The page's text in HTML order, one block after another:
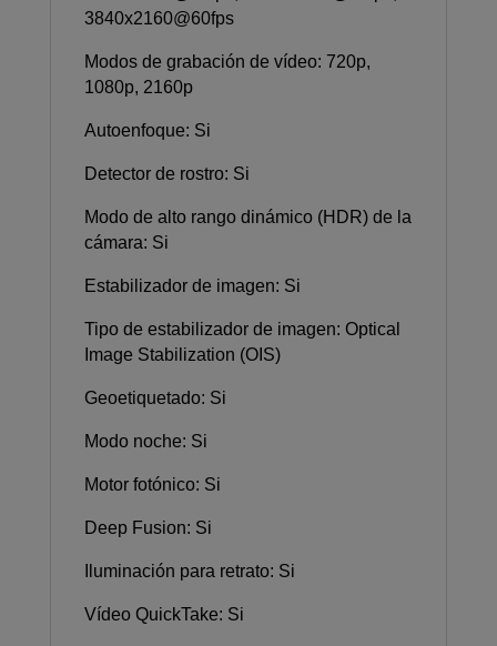
3840x2160@60fps
Modos de grabación de vídeo: 720p,
1080p, 2160p
Autoenfoque: Si
Detector de rostro: Si
Modo de alto rango dinámico (HDR) de la
cámara: Si
Estabilizador de imagen: Si
Tipo de estabilizador de imagen: Optical
Image Stabilization (OIS)
Geoetiquetado: Si
Modo noche: Si
Motor fotónico: Si
Deep Fusion: Si
Iluminación para retrato: Si
Vídeo QuickTake: Si